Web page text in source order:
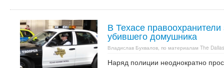
В Техасе
убившего домушника
Владислав Бухвалов, по материалам The
Наряд полиции неоднократно